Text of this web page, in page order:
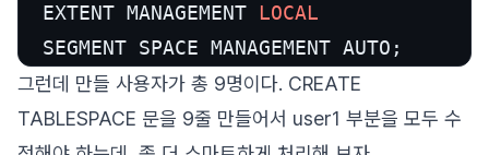
  EXTENT MANAGEMENT
LOCAL
  SEGMENT SPACE MANAGEMENT AUTO;
그런데 만들 사용자가 총 9명이다. CREATE
TABLESPACE 문을 9줄 만들어서 user1 부분을 모두 수